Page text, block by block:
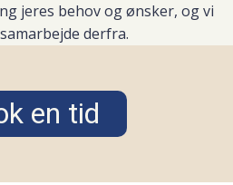
jeres behov og ønsker, og vi
derfra.
en tid